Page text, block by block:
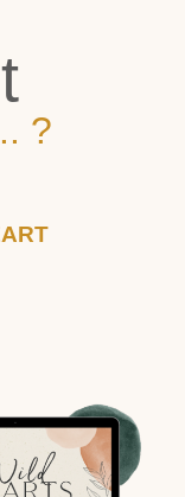
?